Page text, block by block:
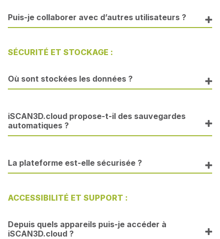
Puis-je collaborer avec d’autres utilisateurs ?
SÉCURITÉ ET STOCKAGE :
Où sont stockées les données ?
iSCAN3D.cloud propose-t-il des sauvegardes
automatiques ?
La plateforme est-elle sécurisée ?
ACCESSIBILITÉ ET SUPPORT :
Depuis quels appareils puis-je accéder à
iSCAN3D.cloud ?